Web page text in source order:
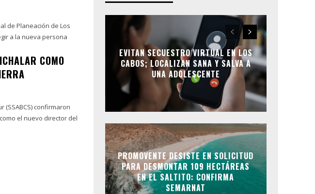
de Planeación de Los
a la nueva persona
COMO
(SSABCS) confirmaron
el nuevo director del
EVITAN SECUESTRO VIRTUAL EN LOS
CABOS; LOCALIZAN SANA Y SALVA A
UNA ADOLESCENTE
PROMOVENTE DESISTE EN SOLICITUD
PARA DESMONTAR 109 HECTÁREAS
EN EL SALTITO: CONFIRMA
SEMARNAT